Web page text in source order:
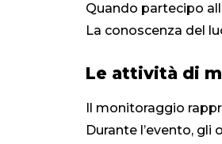
Quando partecipo
La conoscenza del
Le attività di
Il monitoraggio
Durante l’evento,